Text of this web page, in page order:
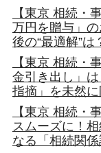
【東京 相続・
万円を贈与」
後の“最適解”は
【東京 相続・
金引き出し」
指摘」を未然
【東京 相続・
スムーズに！
なる「相続関